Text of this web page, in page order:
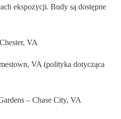
ekspozycji. Budy są dostępne
VA
VA (polityka dotycząca
– Chase City, VA